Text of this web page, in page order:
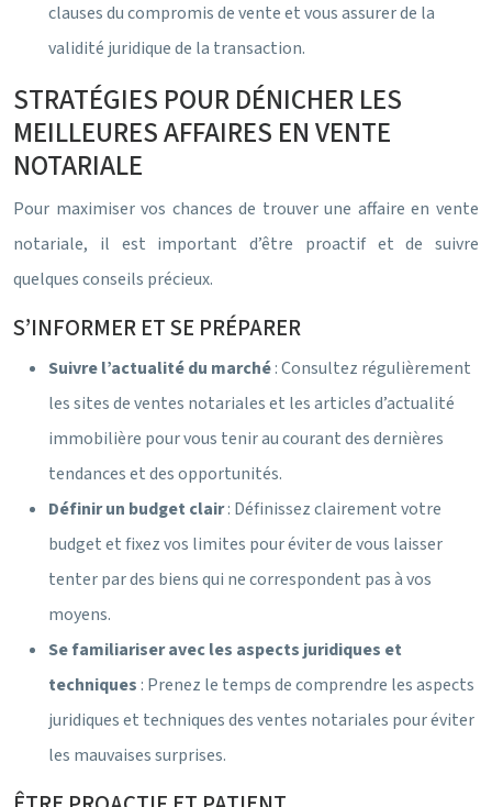
clauses du compromis de vente et vous assurer de la
validité juridique de la transaction.
STRATÉGIES POUR DÉNICHER LES
MEILLEURES AFFAIRES EN VENTE
NOTARIALE
Pour maximiser vos chances de trouver une affaire en vente
notariale, il est important d’être proactif et de suivre
quelques conseils précieux.
S’INFORMER ET SE PRÉPARER
Suivre l’actualité du marché: Consultez régulièrement
les sites de ventes notariales et les articles d’actualité
immobilière pour vous tenir au courant des dernières
tendances et des opportunités.
Définir un budget clair: Définissez clairement votre
budget et fixez vos limites pour éviter de vous laisser
tenter par des biens qui ne correspondent pas à vos
moyens.
Se familiariser avec les aspects juridiques et
techniques : Prenez le temps de comprendre les aspects
juridiques et techniques des ventes notariales pour éviter
les mauvaises surprises.